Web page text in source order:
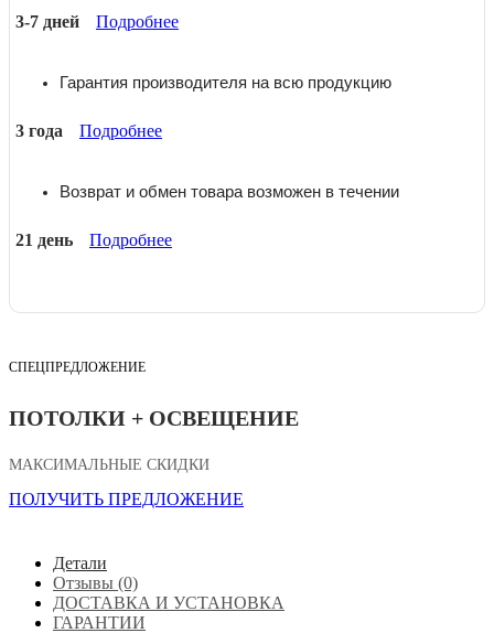
3-7 дней Подробнее
Гарантия производителя на всю продукцию
3 года Подробнее
Возврат и обмен товара возможен в течении
21 день Подробнее
СПЕЦПРЕДЛОЖЕНИЕ
ПОТОЛКИ + ОСВЕЩЕНИЕ
МАКСИМАЛЬНЫЕ СКИДКИ
ПОЛУЧИТЬ ПРЕДЛОЖЕНИЕ
Детали
Отзывы (0)
ДОСТАВКА И УСТАНОВКА
ГАРАНТИИ